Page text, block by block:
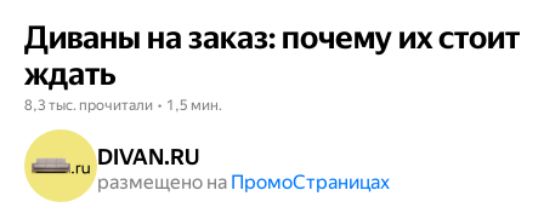
Диваны на заказ: почему их стоит
ждать
8,3 тыс. прочитали • 1,5 мин.
DIVAN.RU
размещено на Промо​​​​​​​Страницах